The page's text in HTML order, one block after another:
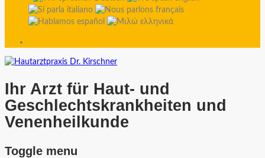
Ihr Arzt für Haut- und
Geschlechtskrankheiten und
Venenheilkunde
Toggle menu